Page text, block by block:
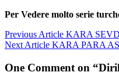
Per Vedere molto serie
Navigazione
articoli
Previous Article KARA
Next Article KARA PARA
One Comment on